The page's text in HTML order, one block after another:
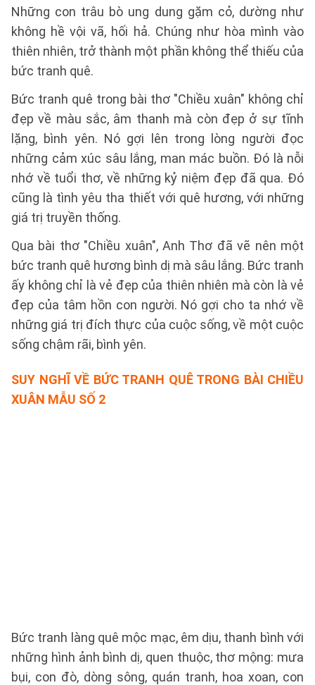
Những con trâu bò ung dung gặm cỏ, dường như
không hề vội vã, hối hả. Chúng như hòa mình vào
thiên nhiên, trở thành một phần không thể thiếu của
bức tranh quê.
Bức tranh quê trong bài thơ "Chiều xuân" không chỉ
đẹp về màu sắc, âm thanh mà còn đẹp ở sự tĩnh
lặng, bình yên. Nó gợi lên trong lòng người đọc
những cảm xúc sâu lắng, man mác buồn. Đó là nỗi
nhớ về tuổi thơ, về những kỷ niệm đẹp đã qua. Đó
cũng là tình yêu tha thiết với quê hương, với những
giá trị truyền thống.
Qua bài thơ "Chiều xuân", Anh Thơ đã vẽ nên một
bức tranh quê hương bình dị mà sâu lắng. Bức tranh
ấy không chỉ là vẻ đẹp của thiên nhiên mà còn là vẻ
đẹp của tâm hồn con người. Nó gợi cho ta nhớ về
những giá trị đích thực của cuộc sống, về một cuộc
sống chậm rãi, bình yên.
SUY NGHĨ VỀ BỨC TRANH QUÊ TRONG BÀI CHIỀU
XUÂN MẪU SỐ 2
Bức tranh làng quê mộc mạc, êm dịu, thanh bình với
những hình ảnh bình dị, quen thuộc, thơ mộng: mưa
bụi, con đò, dòng sông, quán tranh, hoa xoan, con